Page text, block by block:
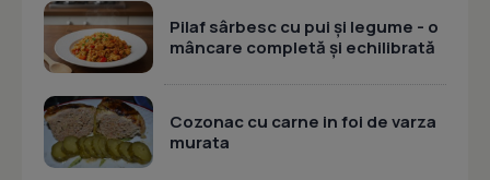
Pilaf sârbesc cu pui și legume - o
mâncare completă și echilibrată
Cozonac cu carne in foi de varza
murata